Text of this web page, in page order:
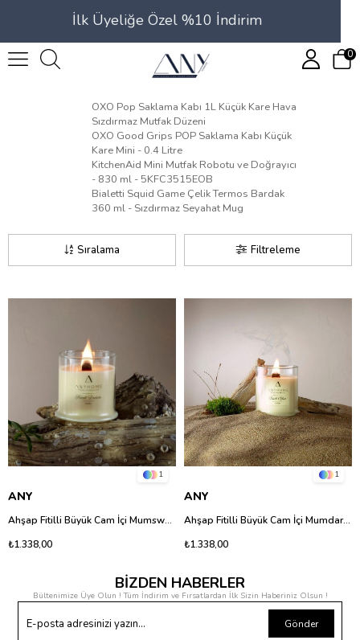
İlk Üyeliğe Özel %10 İndirim
0
OXO Pop Saklama Kabı 1L Küçük Kare Hava
Sızdırmaz Mutfak Düzeni
OXO Good Grips POP Saklama Kabı Küçük
Kare Mini - 0.4 Litre
KitchenAid Mini Mutfak Robotu ve Doğrayıcı
- 830 ml - 5KFC3515EOB
Bialetti Squid Game Çelik Termos Bardak
360 ml - Sızdırmaz Seyahat Mug
Filtreleme
Sıralama
1
ANY
Ahşap Fitilli Büyük Cam İçi Mumsweet Dreams
₺1.338,00
1
ANY
Ahşap Fitilli Büyük Cam İçi Mumdark Blue
₺1.338,00
BİZDEN HABERLER
Bültenimize Üye Olun ! Tüm İndirim ve Fırsatlardan İlk Sizin Haberiniz Olsun !
Gönder